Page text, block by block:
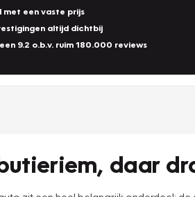
met een vaste prijs
altijd dichtbij
9.2 o.b.v. ruim 180.000 reviews
daar